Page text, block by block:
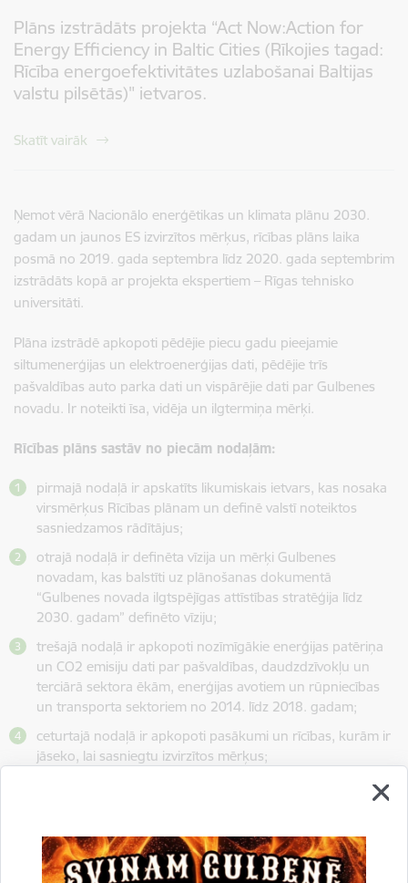
Plāns izstrādāts projekta “Act Now:Action for
Energy Efficiency in Baltic Cities (Rīkojies tagad:
Rīcība energoefektivitātes uzlabošanai Baltijas
valstu pilsētās)" ietvaros.
Skatīt vairāk
Ņemot vērā Nacionālo enerģētikas un klimata plānu 2030.
gadam un jaunos ES izvirzītos mērķus, rīcības plāns laika
posmā no 2019. gada septembra līdz 2020. gada septembrim
izstrādāts kopā ar projekta ekspertiem – Rīgas tehnisko
universitāti.
Plāna izstrādē apkopoti pēdējie piecu gadu pieejamie
siltumenerģijas un elektroenerģijas dati, pēdējie trīs
pašvaldības auto parka dati un vispārējie dati par Gulbenes
novadu. Ir noteikti īsa, vidēja un ilgtermiņa mērķi.
Rīcības plāns sastāv no piecām nodaļām:
pirmajā nodaļā ir apskatīts likumiskais ietvars, kas nosaka
virsmērķus Rīcības plānam un definē valstī noteiktos
sasniedzamos rādītājus;
otrajā nodaļā ir definēta vīzija un mērķi Gulbenes
novadam, kas balstīti uz plānošanas dokumentā
“Gulbenes novada ilgtspējīgas attīstības stratēģija līdz
2030. gadam” definēto vīziju;
trešajā nodaļā ir apkopoti nozīmīgākie enerģijas patēriņa
un CO2 emisiju dati par pašvaldības, daudzdzīvokļu un
terciārā sektora ēkām, enerģijas avotiem un rūpniecības
un transporta sektoriem no 2014. līdz 2018. gadam;
ceturtajā nodaļā ir apkopoti pasākumi un rīcības, kurām ir
jāseko, lai sasniegtu izvirzītos mērķus;
piektajā nodaļā norādīts, kā organizēt ieviesto pasākumu